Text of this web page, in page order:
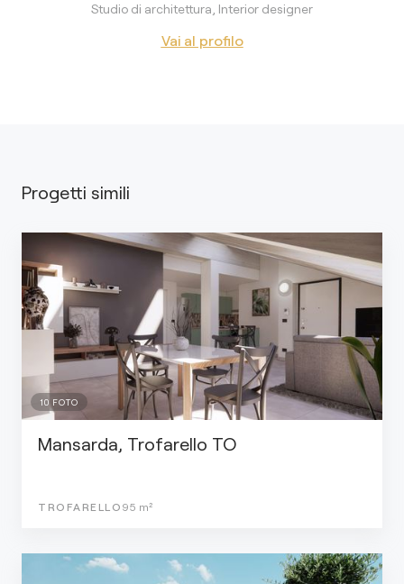
Studio di architettura, Interior designer
Vai al profilo
Progetti simili
10 FOTO
Mansarda, Trofarello TO
TROFARELLO 95 m²